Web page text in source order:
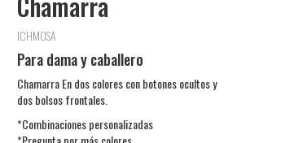
ICHMOSA
Para dama y caballero
Chamarra En dos colores con botones ocultos y
dos bolsos frontales.
*Combinaciones personalizadas